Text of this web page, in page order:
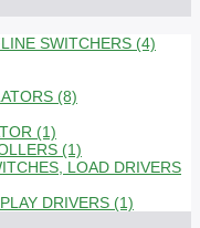
SWITCHERS (4)
(8)
(1)
(1)
LOAD DRIVERS
DRIVERS (1)